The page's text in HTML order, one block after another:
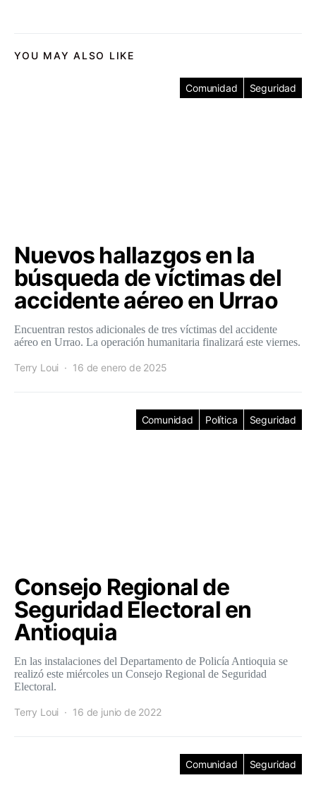
YOU MAY ALSO LIKE
Comunidad Seguridad
Nuevos hallazgos en la
búsqueda de víctimas del
accidente aéreo en Urrao
Encuentran restos adicionales de tres víctimas del accidente
aéreo en Urrao. La operación humanitaria finalizará este viernes.
Terry Loui 16 de enero de 2025
Comunidad Política Seguridad
Consejo Regional de
Seguridad Electoral en
Antioquia
En las instalaciones del Departamento de Policía Antioquia se
realizó este miércoles un Consejo Regional de Seguridad
Electoral.
Terry Loui 16 de junio de 2022
Comunidad Seguridad